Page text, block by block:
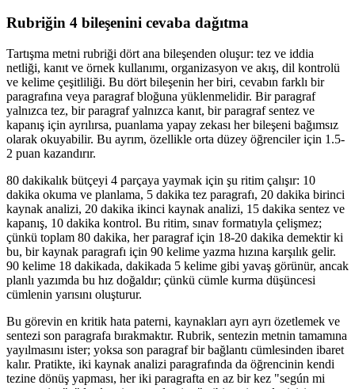
Rubriğin 4 bileşenini cevaba dağıtma
Tartışma metni rubriği dört ana bileşenden oluşur: tez ve iddia
netliği, kanıt ve örnek kullanımı, organizasyon ve akış, dil kontrolü
ve kelime çeşitliliği. Bu dört bileşenin her biri, cevabın farklı bir
paragrafına veya paragraf bloğuna yüklenmelidir. Bir paragraf
yalnızca tez, bir paragraf yalnızca kanıt, bir paragraf sentez ve
kapanış için ayrılırsa, puanlama yapay zekası her bileşeni bağımsız
olarak okuyabilir. Bu ayrım, özellikle orta düzey öğrenciler için 1.5-
2 puan kazandırır.
80 dakikalık bütçeyi 4 parçaya yaymak için şu ritim çalışır: 10
dakika okuma ve planlama, 5 dakika tez paragrafı, 20 dakika birinci
kaynak analizi, 20 dakika ikinci kaynak analizi, 15 dakika sentez ve
kapanış, 10 dakika kontrol. Bu ritim, sınav formatıyla çelişmez;
çünkü toplam 80 dakika, her paragraf için 18-20 dakika demektir ki
bu, bir kaynak paragrafı için 90 kelime yazma hızına karşılık gelir.
90 kelime 18 dakikada, dakikada 5 kelime gibi yavaş görünür, ancak
planlı yazımda bu hız doğaldır; çünkü cümle kurma düşüncesi
cümlenin yarısını oluşturur.
Bu görevin en kritik hata paterni, kaynakları ayrı ayrı özetlemek ve
sentezi son paragrafa bırakmaktır. Rubrik, sentezin metnin tamamına
yayılmasını ister; yoksa son paragraf bir bağlantı cümlesinden ibaret
kalır. Pratikte, iki kaynak analizi paragrafında da öğrencinin kendi
tezine dönüş yapması, her iki paragrafta en az bir kez "según mi